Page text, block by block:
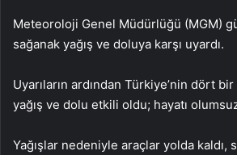
Meteoroloji Genel Müdürlüğü (MGM)
sağanak yağış ve doluya karşı uyardı.
Uyarıların ardından Türkiye’nin dört
yağış ve dolu etkili oldu; hayatı
Yağışlar nedeniyle araçlar yolda kaldı,